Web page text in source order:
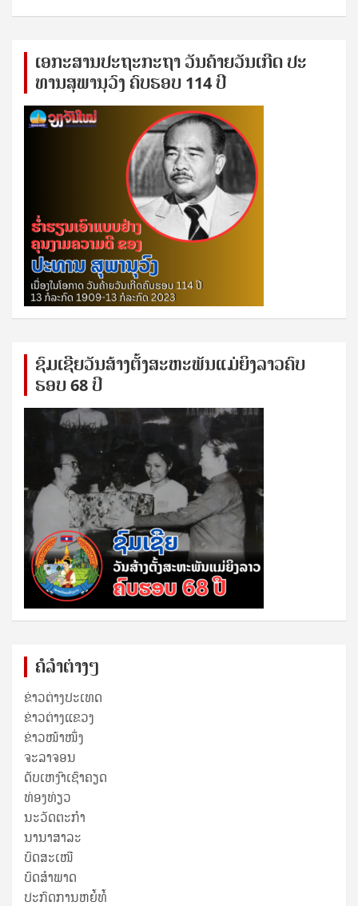
ເອ​ກະ​ສານ​ປະ​ຖະ​ກະ​ຖ​າ ວັນ​ຄ້າຍ​ວັນ​ເກີດ ປ​ະ​
ທານ​ສຸ​ພາ​ນຸ​ວົງ ຄົບ​ຮອບ 114 ປີ
ຊົ​ມ​ເຊີຍ​ວັນ​ສ້າງ​ຕັ້ງ​ສະ​ຫະ​ພັນ​ແມ່​ຍິງ​​ລາວຄົບ​
ຮອບ 68 ປິ
ຄໍລຳຕ່າງໆ
ຂ່າວຕ່າງປະເທດ
ຂ່າວ​ຕ່າງ​ແຂວງ
ຂ່າວໜ້າໜຶ່ງ
ຈະລາຈອນ
ດັບເຫງົາເຊົາຄຽດ
ທ່ອງທ່ຽວ
ນະວັດຕະກໍາ
ນານາສາລະ
ບົດສະເໜີ
ບົດສໍາພາດ
ປະກົດການຫຍໍ້ທໍ້